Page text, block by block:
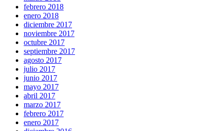
febrero 2018
enero 2018
diciembre 2017
noviembre 2017
octubre 2017
septiembre 2017
agosto 2017
julio 2017
junio 2017
mayo 2017
abril 2017
marzo 2017
febrero 2017
enero 2017